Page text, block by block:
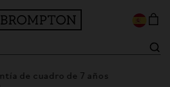
de cuadro de 7 años